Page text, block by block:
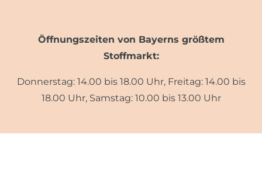
Öffnungszeiten von Bayerns größtem
Stoffmarkt:
Donnerstag: 14.00 bis 18.00 Uhr, Freitag: 14.00 bis
18.00 Uhr, Samstag: 10.00 bis 13.00 Uhr